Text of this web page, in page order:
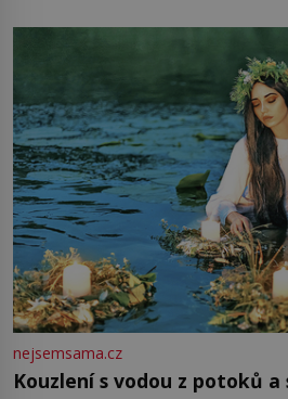
milostpaní. Stačí jenom na
množství růžového mušelínu.
Vezme do ruky dřevěnou
nejsemsama.cz
Kouzlení s vodou z potoků